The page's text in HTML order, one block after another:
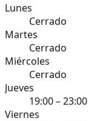
Lunes
Cerrado
Martes
Cerrado
Miércoles
Cerrado
Jueves
19:00 – 23:00
Viernes